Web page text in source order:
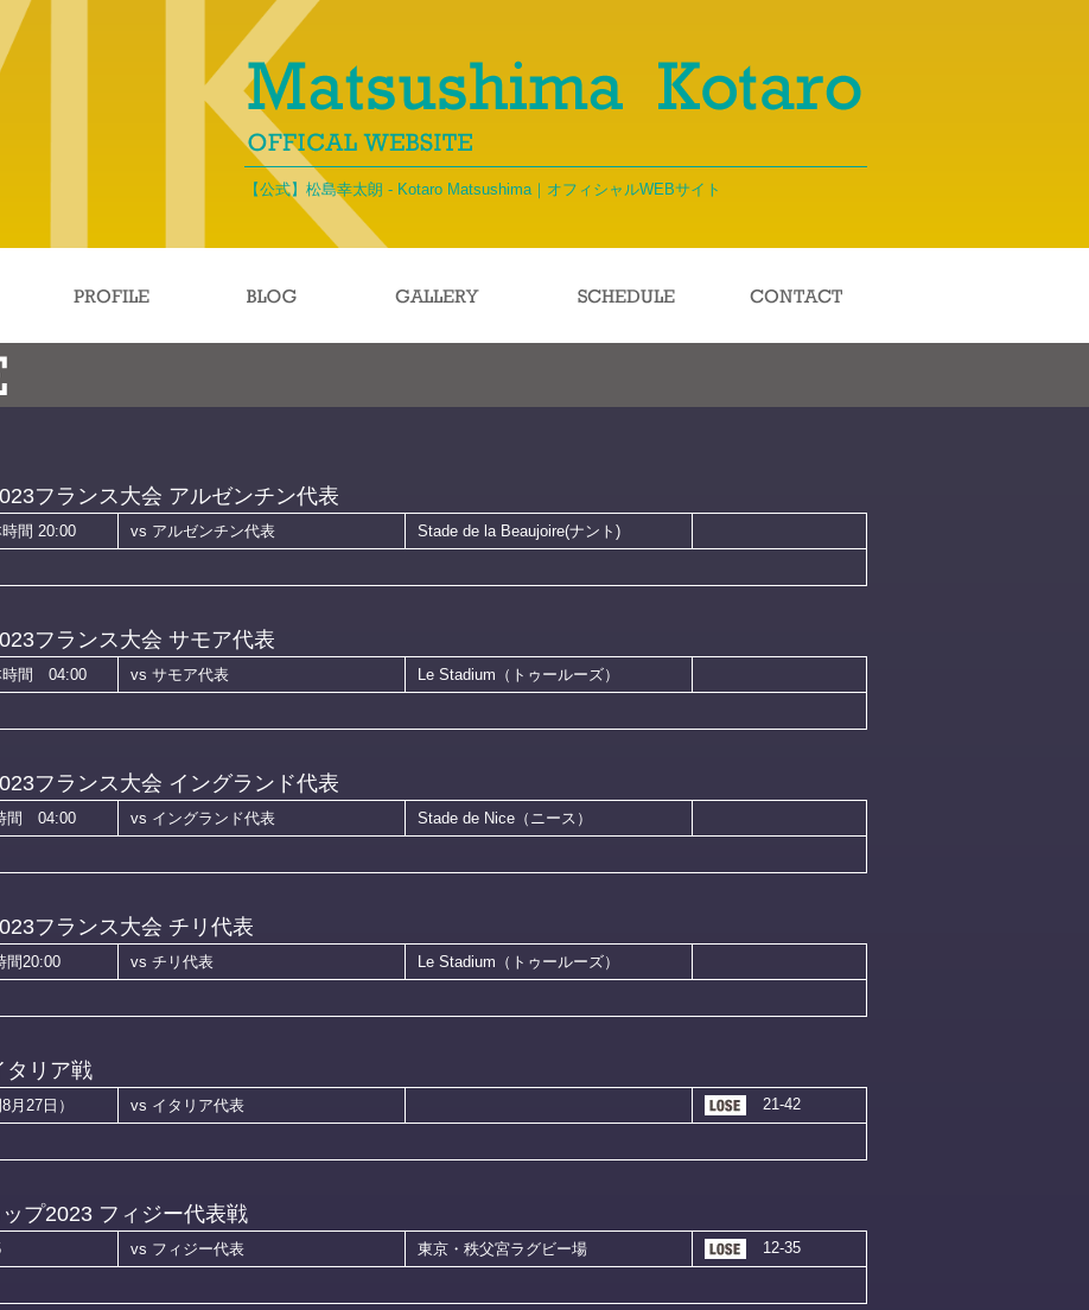
【公式】松島幸太朗 - Kotaro Matsushima｜オフィシャルWEBサイト
フランス大会 アルゼンチン代表
間 20:00 vs アルゼンチン代表
Stade de la Beaujoire(ナント)
フランス大会 サモア代表
時間 04:00 vs サモア代表
Le Stadium（トゥールーズ）
フランス大会 イングランド代表
間 04:00 vs イングランド代表
Stade de Nice（ニース）
フランス大会 チリ代表
間20:00 vs チリ代表
Le Stadium（トゥールーズ）
タリア戦
27日） vs イタリア代表 21-42
プ2023 フィジー代表戦
vs フィジー代表 東京・秩父宮ラグビー場 12-35